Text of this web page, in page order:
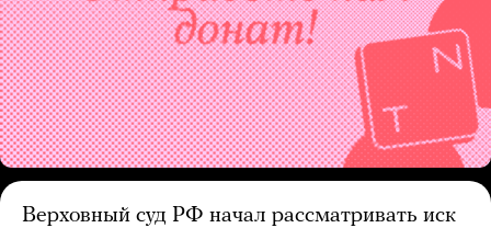
Верховный суд РФ начал рассматривать иск